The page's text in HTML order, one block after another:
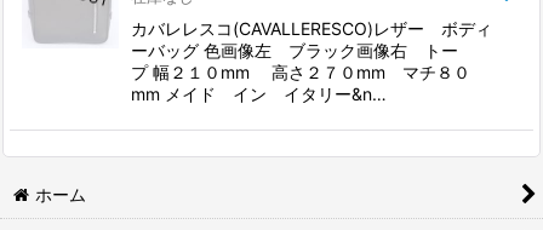
カバレレスコ(CAVALLERESCO)レザー ボディ
ーバッグ 色画像左 ブラック画像右 トー
プ 幅２１０mm 高さ２７０mm マチ８０
mm メイド イン イタリー&n…
ホーム